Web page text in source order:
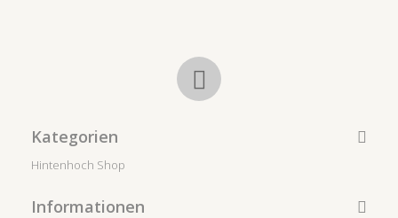
Kategorien
Hintenhoch Shop
Informationen